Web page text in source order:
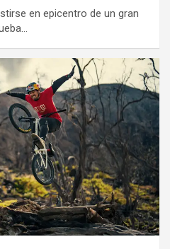
en epicentro de un gran